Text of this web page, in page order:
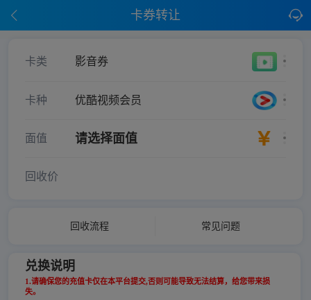
卡券转让
卡类 影音券
卡种 优酷视频会员
面值 请选择面值
回收价
回收流程 常见问题
兑换说明
1.请确保您的充值卡仅在本平台提交,否则可能导致无法结算，给您带来损
失。